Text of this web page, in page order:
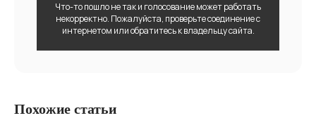
Что-то пошло не так и голосование может работать
некорректно. Пожалуйста, проверьте соединение с
интернетом или обратитесь к владельцу сайта.
Похожие статьи